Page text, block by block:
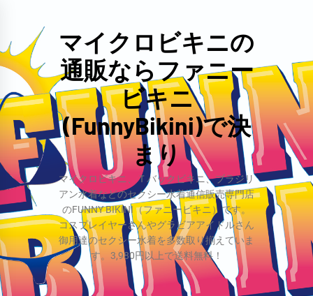
テ
ン
ツ
へ
ッ
プ
マイクロビキニの
通販ならファニー
ビキニ
(FunnyBikini)で決
まり
マイクロビキニ、Ｔバックビキニ、ブラジリ
アン水着などのセクシー水着通信販売専門店
のFUNNY BIKINI（ファニービキニ）です。
コスプレイヤーさんやグラビアアイドルさん
御用達のセクシー水着を多数取り揃えていま
す。3,980円以上で送料無料！